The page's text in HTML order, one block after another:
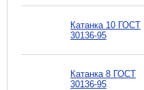
Катанка 10 ГОСТ
30136-95
Катанка 8 ГОСТ
30136-95